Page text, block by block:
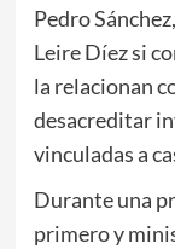
Pedro
Leire Díez si
la relacionan
desacreditar
vinculadas a
Durante una
primero y